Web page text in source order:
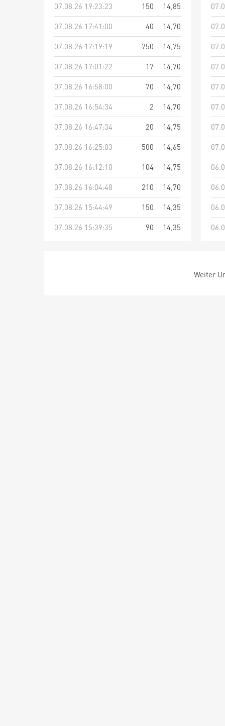
07.08.26 19:23:23
150
14,85
07.08.26 17:41:00
40
14,70
07.08.26 17:19:19
750
14,75
07.08.26 17:01:22
17
14,70
07.08.26 16:58:00
70
14,70
07.08.26 16:54:34
2
14,70
07.08.26 16:47:34
20
14,75
07.08.26 16:25:03
500
14,65
07.08.26 16:12:10
104
14,75
07.08.26 16:04:48
210
14,70
07.08.26 15:44:49
150
14,35
07.08.26 15:39:35
90 14,35
Weiter